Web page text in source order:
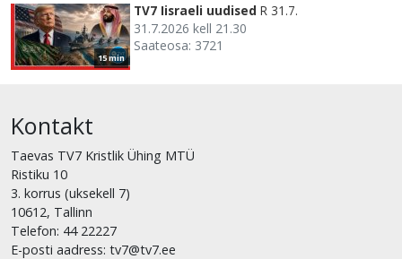
15 min
TV7 Iisraeli uudised R 31.7.
31.7.2026 kell 21.30
Saateosa: 3721
Kontakt
Taevas TV7 Kristlik Ühing MTÜ
Ristiku 10
3. korrus (uksekell 7)
10612, Tallinn
Telefon: 44 22227
E-posti aadress: tv7@tv7.ee